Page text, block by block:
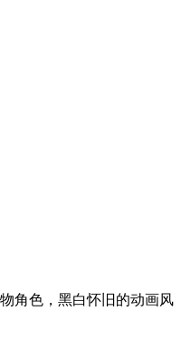
角色，黑白怀旧的动画风